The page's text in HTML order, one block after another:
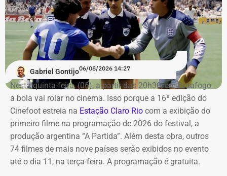
Já o apartamento herdado em Campos dos Goytacazes,
avaliado em R$ 187.475,88, e o imóvel herdado em São
João da Barra, de R$ 150 mil, permaneceram com os
mesmos valores declarados.
Gabriel Gontijo06/08/2026 14:27
Nesta quinta-feira, (06), a partir das 20h30, em Botafogo
a bola vai rolar no cinema. Isso porque a 16ª edição do
Cinefoot estreia na Estação Claro Rio com a exibição do
primeiro filme na programação de 2026 do festival, a
produção argentina “A Partida”. Além desta obra, outros
74 filmes de mais nove países serão exibidos no evento
até o dia 11, na terça-feira. A programação é gratuita.